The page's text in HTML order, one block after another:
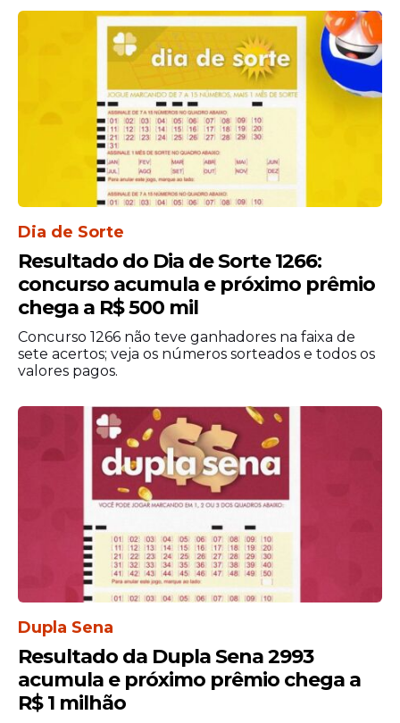
meio de avaliação curricular, que
considerou a experiência profissional e a
titulação dos candidatos.
O edital também estabeleceu reserva de
vagas para pessoas com deficiência,
conforme a legislação vigente, e definiu
12 meses, com possibilidade de
prorrogação por igual período, de acordo
com a necessidade da administração
Dia de Sorte
Resultado do Dia de Sorte 1266:
concurso acumula e próximo prêmio
chega a R$ 500 mil
Concurso 1266 não teve ganhadores na faixa de
sete acertos; veja os números sorteados e todos os
valores pagos.
Dupla Sena
Resultado da Dupla Sena 2993
acumula e próximo prêmio chega a
R$ 1 milhão